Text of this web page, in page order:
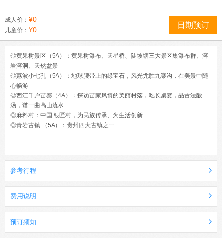
成人价： ¥0
儿童价： ¥0
日期预订
◎黄果树景区（5A）：黄果树瀑布、天星桥、陡坡塘三大景区集瀑布群、溶
岩溶洞、天然盆景
◎荔波小七孔（5A）：地球腰带上的绿宝石，风光尤胜九寨沟，在美景中随
心畅游
◎西江千户苗寨（4A）：探访苗家风情的美丽村落，吃长桌宴，品古法酸
汤，谱一曲高山流水
◎麻料村：中国.银匠村，为民族传承、为生活创新
◎青岩古镇 （5A）：贵州四大古镇之一
参考行程
费用说明
预订须知